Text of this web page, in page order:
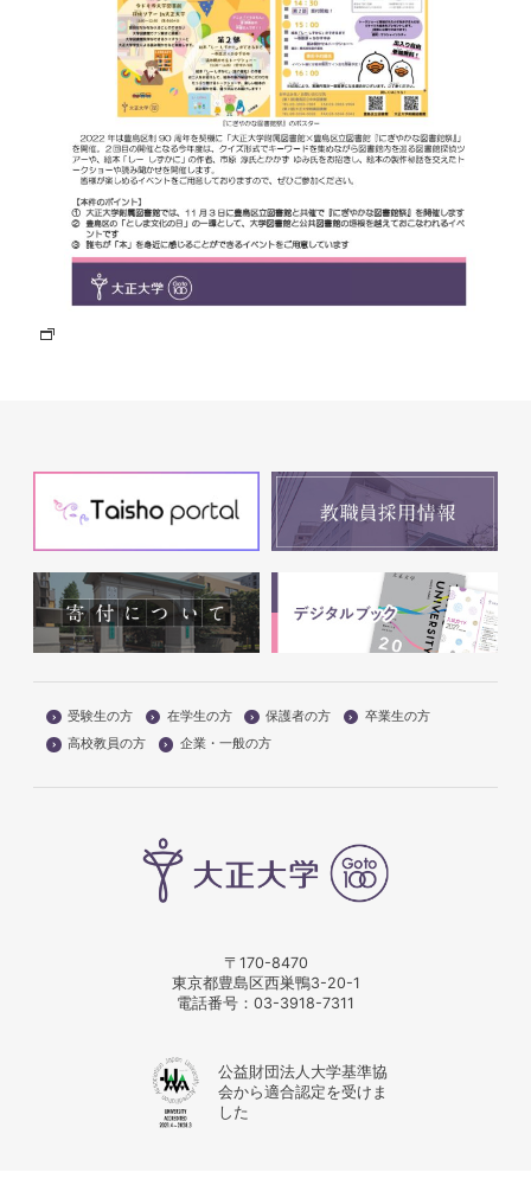
受験生の方 在学生の方 保護者の方
卒業生の方
高校教員の方
企業・一般の方
〒170-8470
東京都豊島区西巣鴨3-20-1
電話番号： 03-3918-7311
公益財団法人大学基準協
会から適合認定を受けま
した